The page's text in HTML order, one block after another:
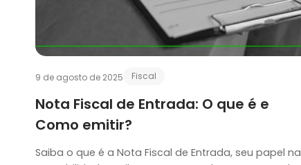
9 de agosto de 2025 Fiscal
Nota Fiscal de Entrada: O que é e
Como emitir?
Saiba o que é a Nota Fiscal de Entrada, seu papel na